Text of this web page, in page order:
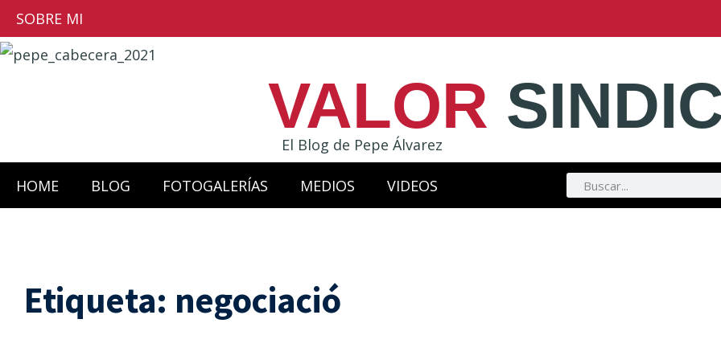
SOBRE MI
VALOR
El Blog de Pepe Álvarez
HOME BLOG FOTOGALERÍAS MEDIOS VIDEOS
Etiqueta: negociació